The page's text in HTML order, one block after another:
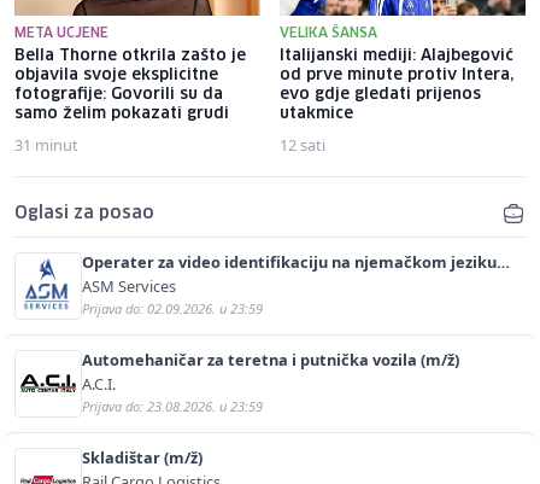
META UCJENE
Bella Thorne otkrila zašto je
objavila svoje eksplicitne
fotografije: Govorili su da
samo želim pokazati grudi
31 minut
VELIKA ŠANSA
Italijanski mediji: Alajbegović
od prve minute protiv Intera,
evo gdje gledati prijenos
utakmice
12 sati
Oglasi za posao
Operater za video identifikaciju na njemačkom jeziku
(m/ž)
ASM Services
Prijava do: 02.09.2026. u 23:59
Automehaničar za teretna i putnička vozila (m/ž)
A.C.I.
Prijava do: 23.08.2026. u 23:59
Skladištar (m/ž)